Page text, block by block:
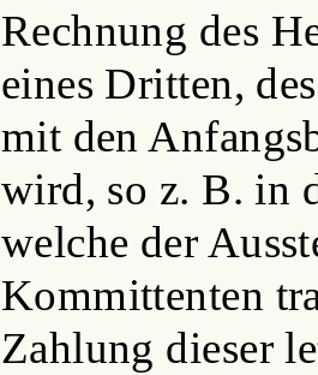
Rechnung des
eines Dritten,
mit den
wird, so z. B. in
welche der
Kommittenten
Zahlung dieser